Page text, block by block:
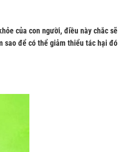
của con người, điều này chắc sẽ
sao để có thể giảm thiểu tác hại đó